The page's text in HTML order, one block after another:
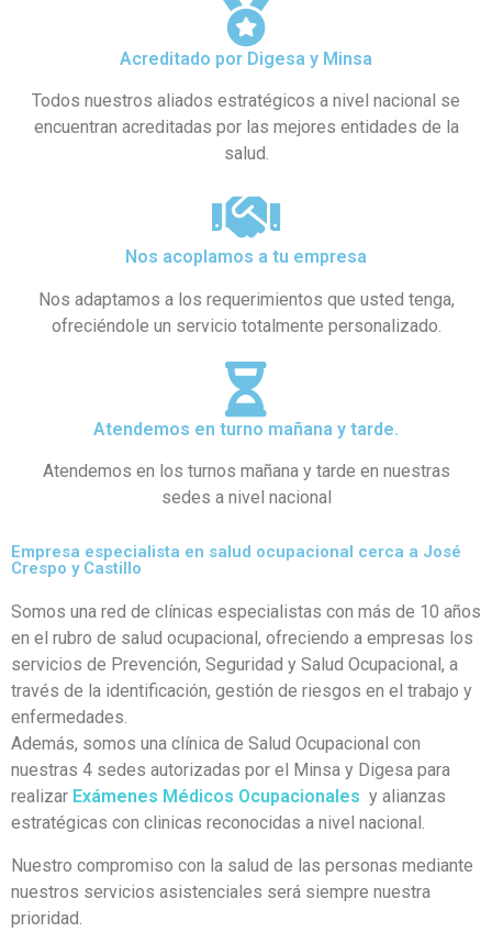
Acreditado por Digesa y Minsa​
Todos nuestros aliados estratégicos a nivel nacional se
encuentran acreditadas por las mejores entidades de la
salud.
Nos acoplamos a tu empresa
Nos adaptamos a los requerimientos que usted tenga,
ofreciéndole un servicio totalmente personalizado.
Atendemos en turno mañana y tarde.
Atendemos en los turnos mañana y tarde en nuestras
sedes a nivel nacional
Empresa especialista en salud ocupacional cerca a José
Crespo y Castillo
Somos una red de clínicas especialistas con más de 10 años
en el rubro de salud ocupacional, ofreciendo a empresas los
servicios de Prevención, Seguridad y Salud Ocupacional, a
través de la identificación, gestión de riesgos en el trabajo y
enfermedades.
Además, somos una clínica de Salud Ocupacional con
nuestras 4 sedes autorizadas por el Minsa y Digesa para
realizar Exámenes Médicos Ocupacionales y alianzas
estratégicas con clinicas reconocidas a nivel nacional.
Nuestro compromiso con la salud de las personas mediante
nuestros servicios asistenciales será siempre nuestra
prioridad.